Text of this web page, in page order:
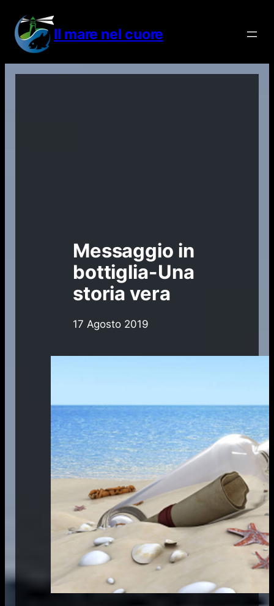
contenuto
Il mare nel cuore
Messaggio in
bottiglia-Una
storia vera
17 Agosto 2019